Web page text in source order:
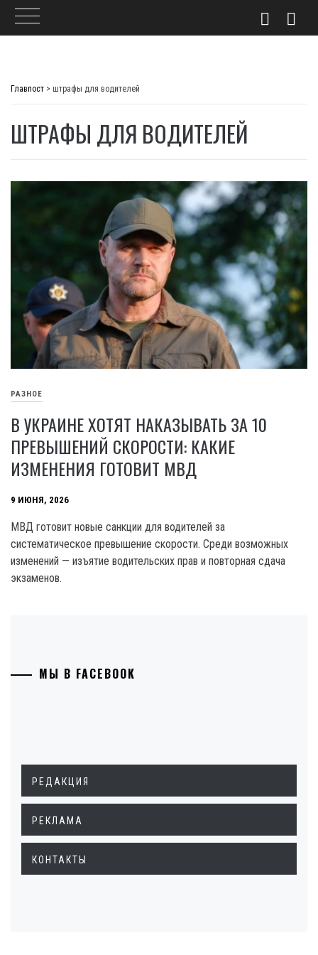
Главпост > штрафы для водителей
ШТРАФЫ ДЛЯ ВОДИТЕЛЕЙ
РАЗНОЕ
В УКРАИНЕ ХОТЯТ НАКАЗЫВАТЬ ЗА 10
ПРЕВЫШЕНИЙ СКОРОСТИ: КАКИЕ
ИЗМЕНЕНИЯ ГОТОВИТ МВД
9 ИЮНЯ, 2026
МВД готовит новые санкции для водителей за
систематическое превышение скорости. Среди возможных
изменений — изъятие водительских прав и повторная сдача
экзаменов.
МЫ В FACEBOOK
РЕДАКЦИЯ
РЕКЛАМА
КОНТАКТЫ